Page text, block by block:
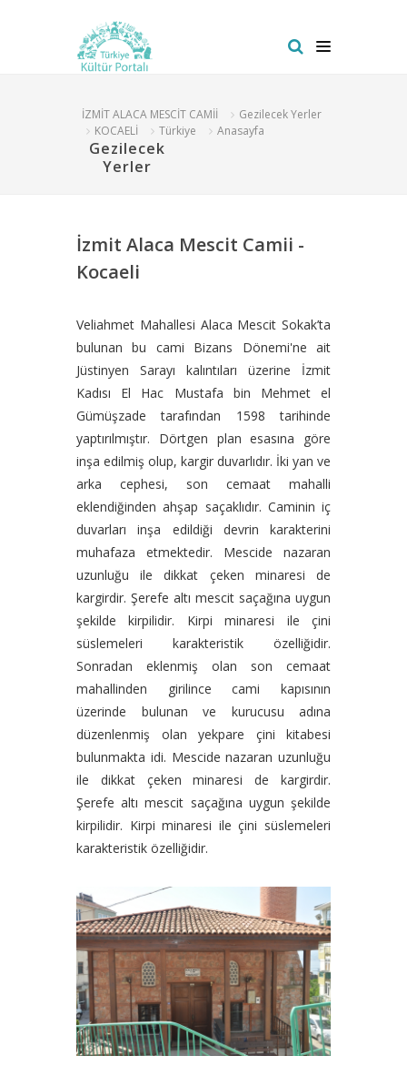
İZMİT ALACA MESCİT CAMİİ
Gezilecek Yerler
KOCAELİ
Türkiye Anasayfa
Gezilecek
Yerler
İzmit Alaca Mescit Camii -
Kocaeli
Veliahmet Mahallesi Alaca Mescit Sokak’ta
bulunan bu cami Bizans Dönemi'ne ait
Jüstinyen Sarayı kalıntıları üzerine İzmit
Kadısı El Hac Mustafa bin Mehmet el
Gümüşzade tarafından 1598 tarihinde
yaptırılmıştır. Dörtgen plan esasına göre
inşa edilmiş olup, kargir duvarlıdır. İki yan ve
arka cephesi, son cemaat mahalli
eklendiğinden ahşap saçaklıdır. Caminin iç
duvarları inşa edildiği devrin karakterini
muhafaza etmektedir. Mescide nazaran
uzunluğu ile dikkat çeken minaresi de
kargirdir. Şerefe altı mescit saçağına uygun
şekilde kirpilidir. Kirpi minaresi ile çini
süslemeleri karakteristik özelliğidir.
Sonradan eklenmiş olan son cemaat
mahallinden girilince cami kapısının
üzerinde bulunan ve kurucusu adına
düzenlenmiş olan yekpare çini kitabesi
bulunmakta idi. Mescide nazaran uzunluğu
ile dikkat çeken minaresi de kargirdir.
Şerefe altı mescit saçağına uygun şekilde
kirpilidir. Kirpi minaresi ile çini süslemeleri
karakteristik özelliğidir.